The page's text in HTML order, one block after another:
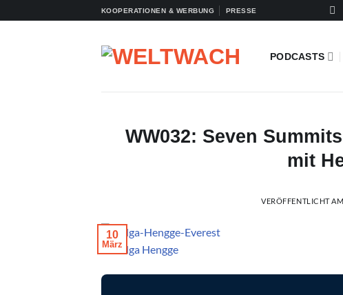
Inhalt
KOOPERATIONEN & WERBUNG PRESSE
PODCASTS
WW032: Seven
mit
VERÖFFENTLICHT AM
© Helga Hengge
10
März